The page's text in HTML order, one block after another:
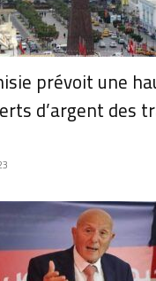
prévoit une
d’argent des